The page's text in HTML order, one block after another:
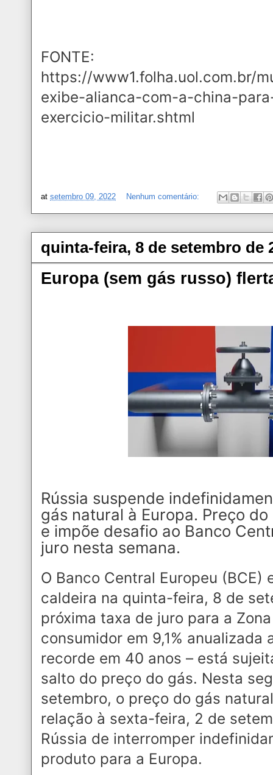
FONTE:
https://www1.folha.uol.com.br/
exibe-alianca-com-a-china-
exercicio-militar.shtml
at setembro 09, 2022 Nenhum comentário:
quinta-feira, 8 de setembro de
Europa (sem gás russo)
Rússia suspende
gás natural à Europa. Preço
e impõe desafio ao Banco
juro nesta semana.
O Banco Central Europeu (BCE)
caldeira na quinta-feira, 8 de
próxima taxa de juro para a
consumidor em 9,1% anualizada
recorde em 40 anos – está
salto do preço do gás. Nesta
setembro, o preço do gás
relação à sexta-feira, 2 de
Rússia de interromper
produto para a Europa.